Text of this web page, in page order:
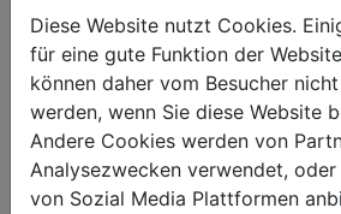
Verpackungslänge in mm
Allgemeine Daten
EAN Code
VE in Stück
Diese Website nutzt Cookies.
für eine gute Funktion der
können daher vom Besucher
werden, wenn Sie diese Website
Andere Cookies werden von
Analysezwecken verwendet, oder
von Sozial Media Plattformen